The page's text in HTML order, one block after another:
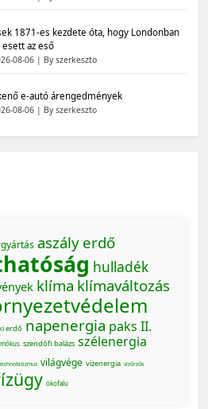
1871-es kezdete óta, hogy Londonban
az eső
08-06 By szerkeszto
e-autó árengedmények
08-06 By szerkeszto
aszály erdő
hulladék
klíma klímaváltozás
erdő napenergia paks II.
szendőfi balázs szélenergia
technofasizmus világvége vízenergia vízőrzők
ökofalu